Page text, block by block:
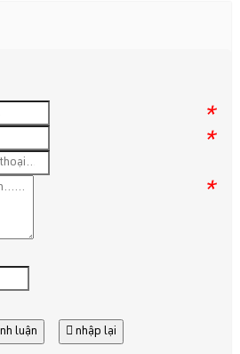
*
*
*
luận nhập lại